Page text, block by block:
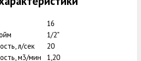
16
1/2"
л/сек
20
м3/мин
1,20